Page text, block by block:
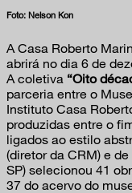
Foto: Nelson Kon
A Casa Roberto
abrirá no dia 6 de
A coletiva “Oito
parceria entre o
Instituto Casa
produzidas entre o
ligados ao estilo
(diretor da CRM) e
SP) selecionou 41
37 do acervo do